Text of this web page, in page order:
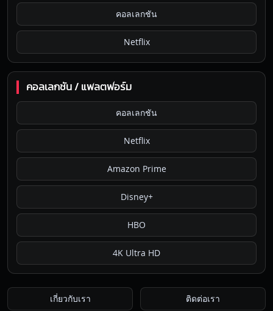
คอลเลกชัน
Netflix
คอลเลกชัน / แพลตฟอร์ม
คอลเลกชัน
Netflix
Amazon Prime
Disney+
HBO
4K Ultra HD
เกี่ยวกับเรา ติดต่อเรา